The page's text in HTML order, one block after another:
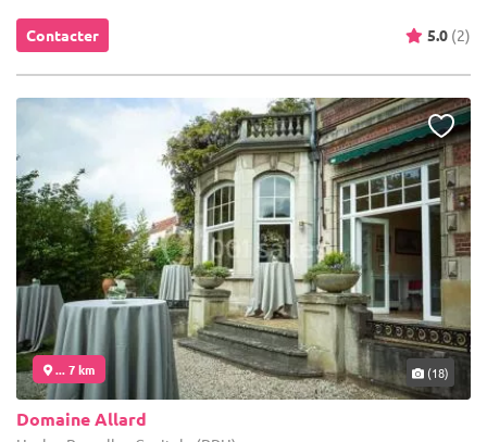
Contacter 5.0 (2)
... 7 km (18)
Domaine Allard